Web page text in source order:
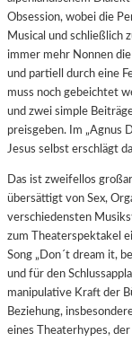
Obsession, wobei die
Musical und schließlich
immer mehr Nonnen
und partiell durch eine
muss noch gebeichtet
und zwei simple
preisgeben. Im „Agnus
Jesus selbst erschlägt
Das ist zweifellos
übersättigt von Sex,
verschiedensten
zum Theaterspektakel
Song „Don´t dream it,
und für den
manipulative Kraft der
Beziehung,
eines Theaterhypes,